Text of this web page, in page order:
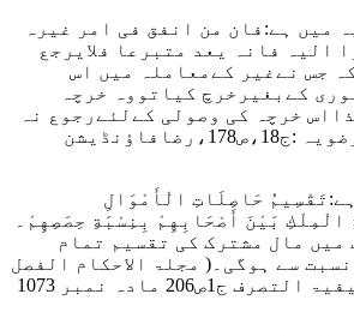
میں ہے:فان من انفق فی امر غیرہ
الیہ فانہ یعد متبرعا فلایرجع
جس نےغیر کےمعاملہ میں اس
کےبغیرخرچ کیاتووہ خرچہ
خرچہ کی وصولی کےلئےرجوع نہ
(فتاوی رضویہ :ج18،ص178،رضافاؤنڈیشن
:تَقْسِيمُ حَاصِلَاتِ الْأَمْوَالِ
الْمِلْكِ بَيْنَ أَصْحَابِهِمْ بِنِسْبَةِ حِصَصِهِمْ۔
میں مال مشترک کی تقسیم تمام
سے ہوگی۔( مجلۃ الاحکام الفصل
الثانی فی بیان کیفیۃ التصرف ج1ص206 مادہ نمبر 1073